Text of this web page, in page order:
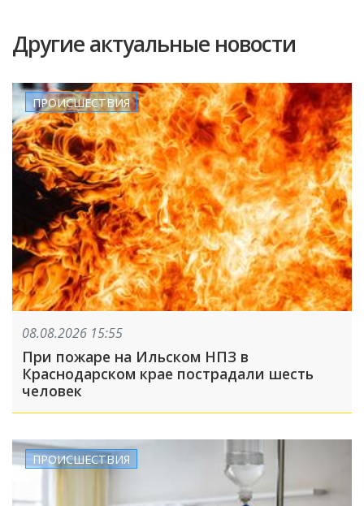
Другие актуальные новости
ПРОИСШЕСТВИЯ
08.08.2026 15:55
При пожаре на Ильском НПЗ в
Краснодарском крае пострадали шесть
человек
ПРОИСШЕСТВИЯ